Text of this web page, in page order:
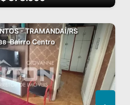
- TRAMANDAÍ/RS
Bairro Centro